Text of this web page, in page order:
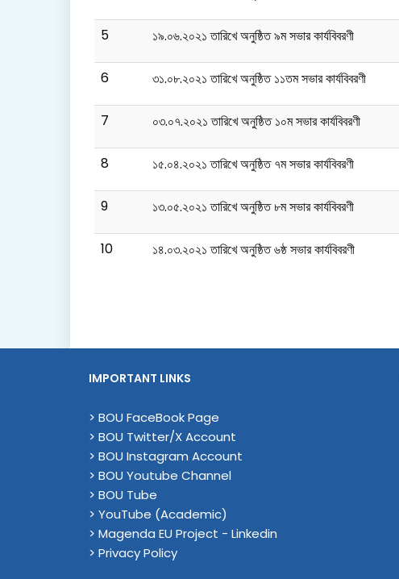
5 ১৯.০৬.২০২১ তারিখে অনুষ্ঠিত ৯ম সভার কার্যবিবরণী
6 ৩১.০৮.২০২১ তারিখে অনুষ্ঠিত ১১তম সভার কার্যবিবরণী
7 ০৩.০৭.২০২১ তারিখে অনুষ্ঠিত ১০ম সভার কার্যবিবরণী
8 ১৫.০৪.২০২১ তারিখে অনুষ্ঠিত ৭ম সভার কার্যবিবরণী
9 ১৩.০৫.২০২১ তারিখে অনুষ্ঠিত ৮ম সভার কার্যবিবরণী
10 ১৪.০৩.২০২১ তারিখে অনুষ্ঠিত ৬ষ্ঠ সভার কার্যবিবরণী
IMPORTANT LINKS
> BOU FaceBook Page
> BOU Twitter/X Account
> BOU Instagram Account
> BOU Youtube Channel
> BOU Tube
> YouTube (Academic)
> Magenda EU Project - Linkedin
> Privacy Policy